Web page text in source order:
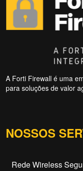
A Forti Firewall é uma
para soluções de valor
NOSSOS
Rede Wireless